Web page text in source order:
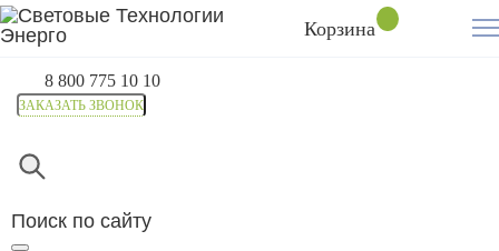
Корзина
8 800 775 10 10
ЗАКАЗАТЬ ЗВОНОК
Поиск по сайту
Главная
Термоусадочные трубки клеевые